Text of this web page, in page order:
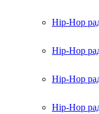
Hip-Hop
Hip-Hop
Hip-Hop
Hip-Hop